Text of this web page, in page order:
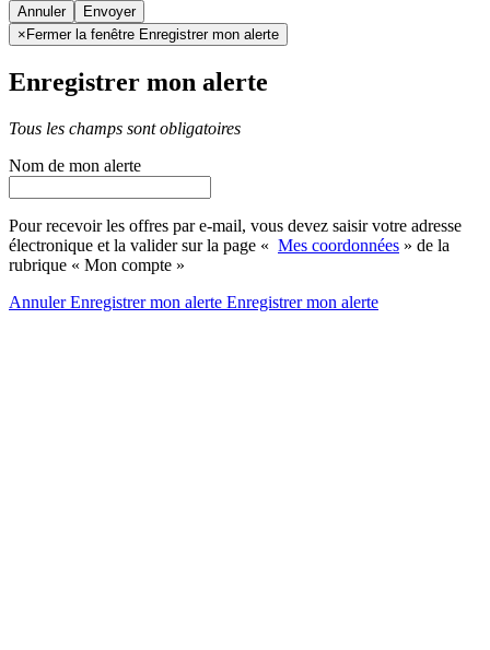
Annuler
× Fermer la fenêtre Enregistrer mon alerte
Enregistrer mon alerte
Tous les champs sont obligatoires
Nom de mon alerte
Pour recevoir les offres par e-mail, vous devez saisir votre adresse
électronique et la valider sur la page « Mes coordonnées » de la
rubrique « Mon compte »
AnnulerEnregistrer mon alerte Enregistrermon alerte